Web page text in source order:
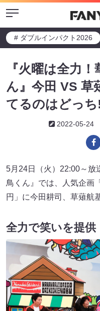
Menu
# ダブルインパクト2026
『火曜は全力
ん』今田 VS 草
てるのはどっ
2022-05-24
5月24日（火）22:00～放
鳥くん』では、人気企画
円」に今田耕司、草薙航
全力で笑いを提供